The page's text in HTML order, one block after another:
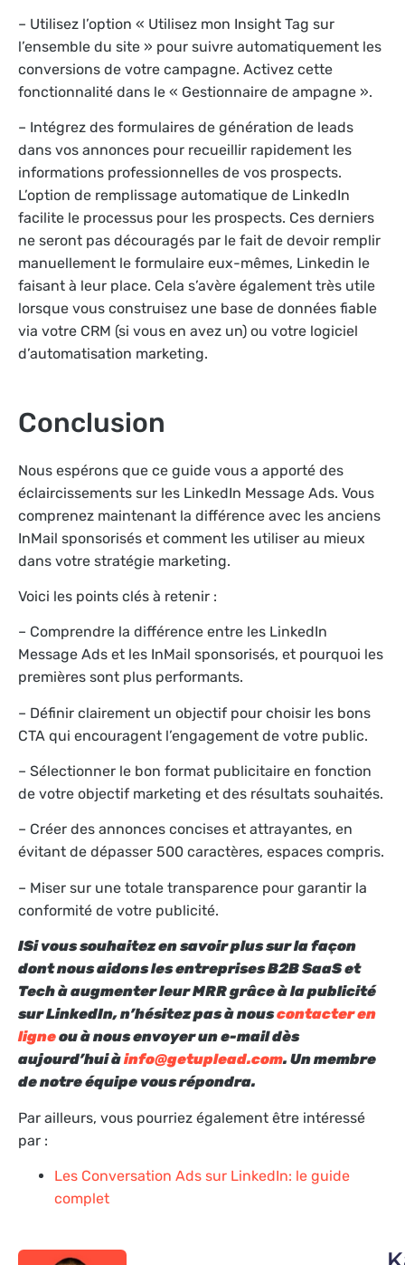
– Utilisez l’option « Utilisez mon Insight Tag sur
l’ensemble du site » pour suivre automatiquement les
conversions de votre campagne. Activez cette
fonctionnalité dans le « Gestionnaire de ampagne ».
– Intégrez des formulaires de génération de leads
dans vos annonces pour recueillir rapidement les
informations professionnelles de vos prospects.
L’option de remplissage automatique de LinkedIn
facilite le processus pour les prospects. Ces derniers
ne seront pas découragés par le fait de devoir remplir
manuellement le formulaire eux-mêmes, Linkedin le
faisant à leur place. Cela s’avère également très utile
lorsque vous construisez une base de données fiable
via votre CRM (si vous en avez un) ou votre logiciel
d’automatisation marketing.
Conclusion
Nous espérons que ce guide vous a apporté des
éclaircissements sur les LinkedIn Message Ads. Vous
comprenez maintenant la différence avec les anciens
InMail sponsorisés et comment les utiliser au mieux
dans votre stratégie marketing.
Voici les points clés à retenir :
– Comprendre la différence entre les LinkedIn
Message Ads et les InMail sponsorisés, et pourquoi les
premières sont plus performants.
– Définir clairement un objectif pour choisir les bons
CTA qui encouragent l’engagement de votre public.
– Sélectionner le bon format publicitaire en fonction
de votre objectif marketing et des résultats souhaités.
– Créer des annonces concises et attrayantes, en
évitant de dépasser 500 caractères, espaces compris.
– Miser sur une totale transparence pour garantir la
conformité de votre publicité.
ISi vous souhaitez en savoir plus sur la façon
dont nous aidons les entreprises B2B SaaS et
Tech à augmenter leur MRR grâce à la publicité
sur LinkedIn, n’hésitez pas à nouscontacter en
ligneou à nous envoyer un e-mail dès
aujourd’hui àinfo@getuplead.com. Un membre
de notre équipe vous répondra.
Par ailleurs, vous pourriez également être intéressé
par :
Les Conversation Ads sur LinkedIn: le guide
complet